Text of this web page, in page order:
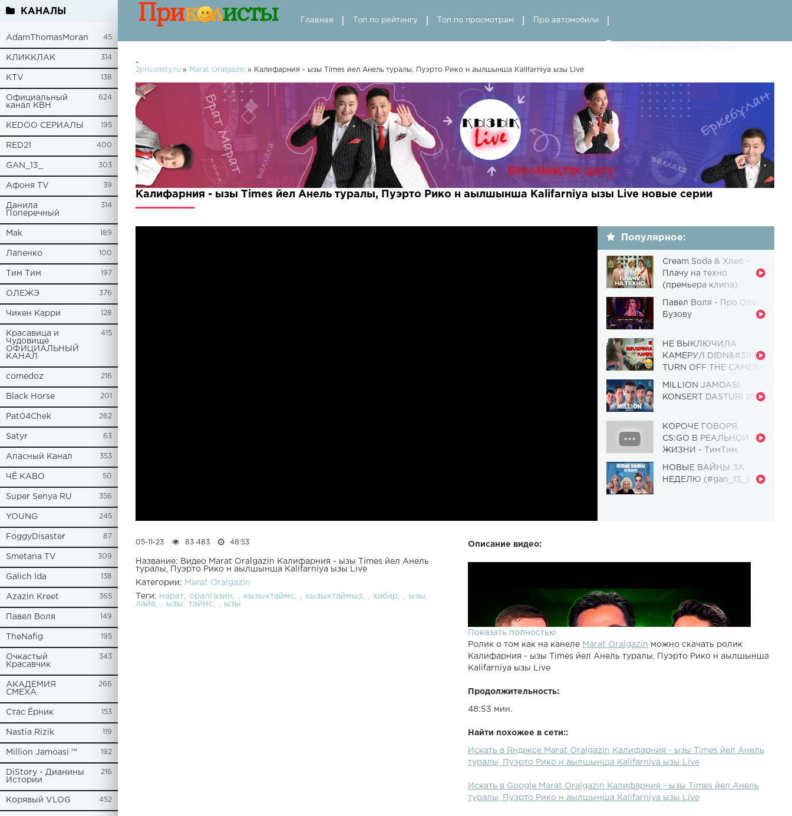
КАНАЛЫ
AdamThomasMoran 45
КЛИККЛАК 314
KTV 138
Официальный
канал КВН
624
KEDOO СЕРИАЛЫ 195
RED21 400
GAN_13_ 303
Афоня TV 39
Данила
Поперечный
314
Mak 189
Лапенко 100
Tим Тим 197
ОЛЕЖЭ 376
Чикен Карри 128
Красавица и
Чудовище
ОФИЦИАЛЬНЫЙ
КАНАЛ
415
comedoz 216
Black Horse 201
Pat04Chek 262
Satyr 63
Апасный Канал 353
ЧЁ КАВО 50
Super Senya RU 356
YOUNG 245
FoggyDisaster 87
Smetana TV 309
Galich Ida 138
Azazin Kreet 365
Павел Воля 149
TheNafig 195
Очкастый
Красавчик
343
АКАДЕМИЯ
СМЕХА
266
Стас Ёрник 153
Nastia Rizik 119
Million Jamoasi ™ 192
DiStory - Дианины
Истории
216
Корявый VLOG 452
Главная Топ по рейтингу Топ по просмотрам Про автомобили
-
2pricolisty.ru » Marat Oralgazin » Калифарния - ызы Times йел Анель туралы, Пуэрто Рико н аылшынша Kalifarniya ызы Live
Калифарния - ызы Times йел Анель туралы, Пуэрто Рико н аылшынша Kalifarniya ызы Live новые серии
Популярное:
Cream Soda & Хлеб -
Плачу на техно
(премьера клипа)
Павел Воля - Про Ольгу
Бузову
НЕ ВЫКЛЮЧИЛА
КАМЕРУ/I DIDN&#39;T
TURN OFF THE CAMERA
Чудовище] (Выпуск 110)
MILLION JAMOASI
KONSERT DASTURI 2019
КОРОЧЕ ГОВОРЯ,
CS:GO В РЕАЛЬНОЙ
ЖИЗНИ - ТимТим.
НОВЫЕ ВАЙНЫ ЗА
НЕДЕЛЮ (#gan_13_)
Описание видео:
Показать полностью
Ролик о том как на канеле Marat Oralgazin можно скачать ролик
Калифарния - ызы Times йел Анель туралы, Пуэрто Рико н аылшынша
Kalifarniya ызы Live
Продолжительность:
48:53 мин.
Найти похожее в сети::
Искать в Яндексе Marat Oralgazin Калифарния - ызы Times йел Анель
туралы, Пуэрто Рико н аылшынша Kalifarniya ызы Live
Искать в Google Marat Oralgazin Калифарния - ызы Times йел Анель
туралы, Пуэрто Рико н аылшынша Kalifarniya ызы Live
05-11-23 83 483 48:53
Название: Видео Marat Oralgazin Калифарния - ызы Times йел Анель
туралы, Пуэрто Рико н аылшынша Kalifarniya ызы Live
Категории: Marat Oralgazin
Теги: марат оралгазин кызыктаймс кызыктаймыз хабар
ызы
лайв
ызы таймс ызы